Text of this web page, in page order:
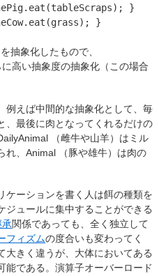
. eat (tableScraps);
}
. eat (grass);
}
抽象化したもので、
高い抽象度の抽象化（この場合
例えば中間的な抽象化として、毎
、最後に肉となってくれるだけの
（雌牛や山羊）はミル
れ、Animal （豚や雄牛）は肉の
ケーションを書く人は餌の種類を
ジュールに集中することができる
承関係であっても、全く独立して
フィズムの度合いも変わってく
大きく違うが、大体においてある
能である。演算子オーバーロード